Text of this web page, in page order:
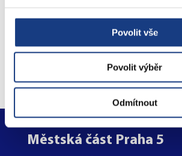
Povolit vše
Povolit výběr
Odmítnout
Objednejte se na úřad
online
Městská část Praha 5